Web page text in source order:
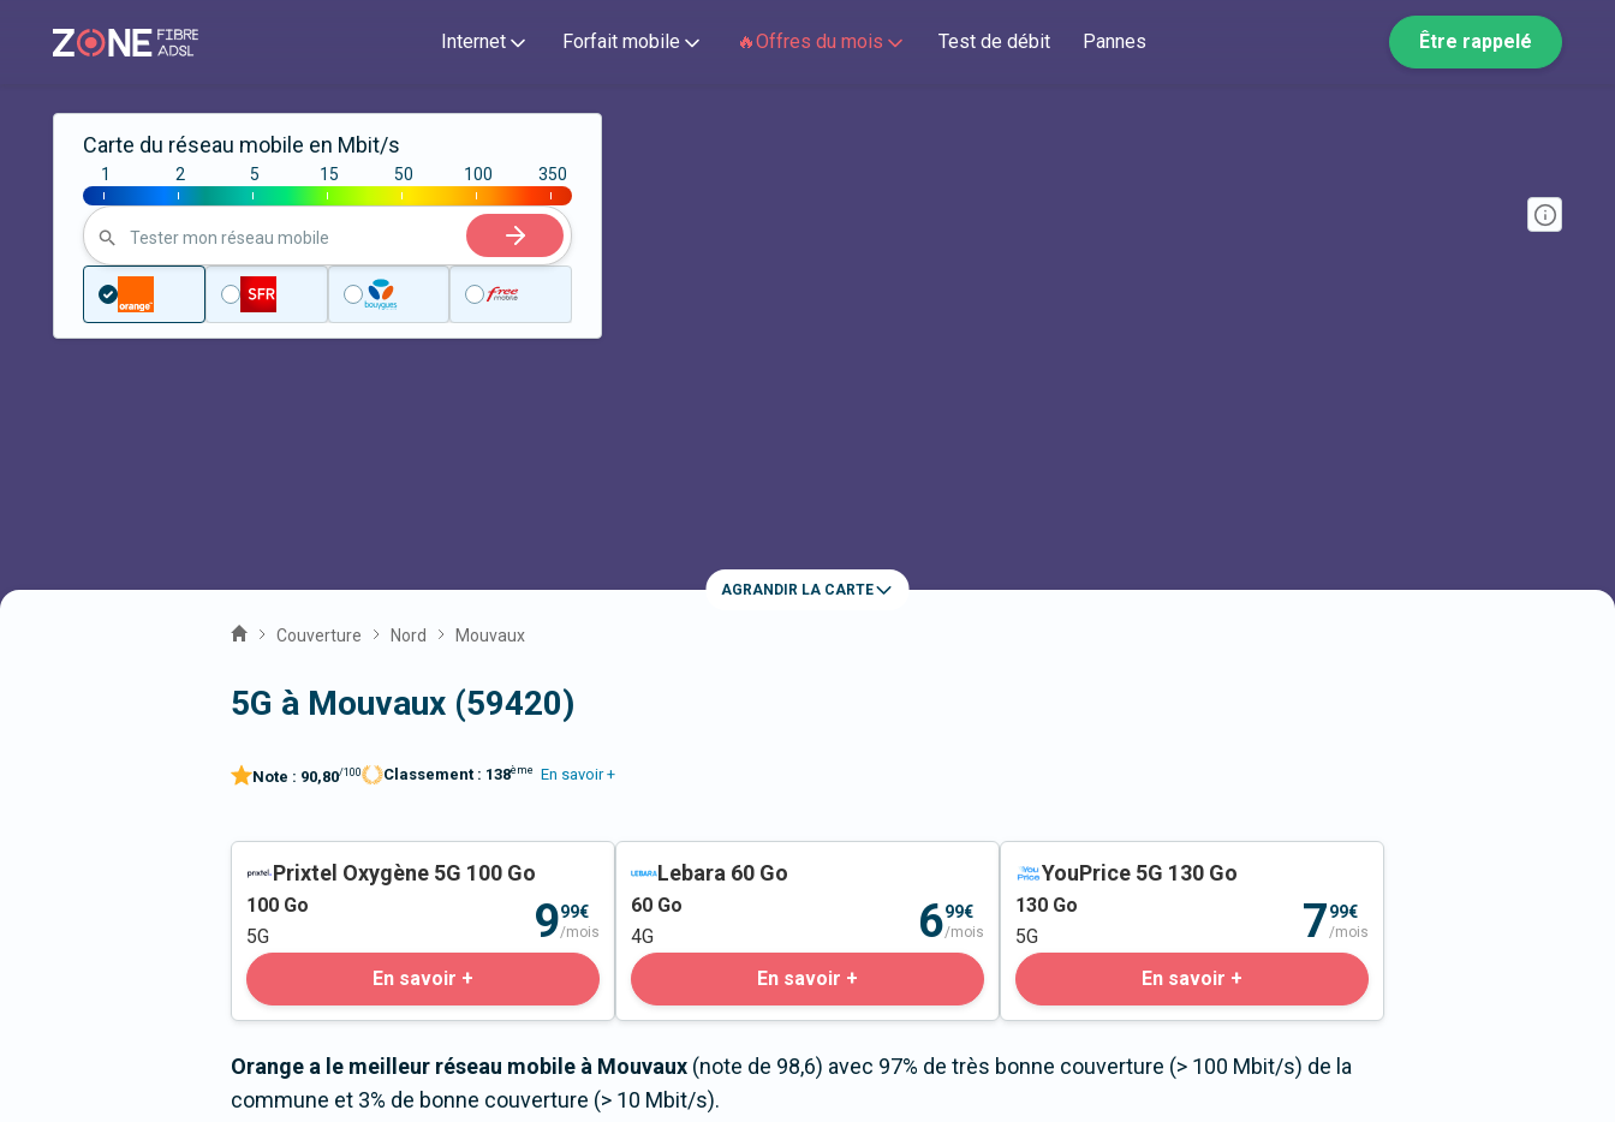
Internet Forfait mobile 🔥Offres du mois Test de débit Pannes Être rappelé
Carte du réseau mobile en Mbit/s
|
1
|
2
|
5
|
15
|
50
|
100
|
350
Tester mon réseau mobile
AGRANDIR LA CARTE
Couverture Nord Mouvaux
5G à Mouvaux (59420)
Note : 90,80/100 Classement : 138ème En savoir +
Prixtel Oxygène 5G 100 Go
100 Go
5G
999€
/mois
En savoir +
Lebara 60 Go
60 Go
4G
699€
/mois
En savoir +
YouPrice 5G 130 Go
130 Go
5G
799€
/mois
En savoir +
Orange a le meilleur réseau mobile à Mouvaux (note de 98,6) avec 97% de très bonne couverture (> 100 Mbit/s) de la
commune et 3% de bonne couverture (> 10 Mbit/s).